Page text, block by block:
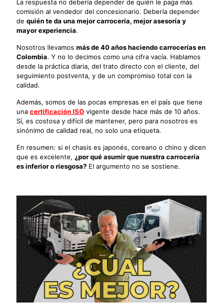
La respuesta no debería depender de quién le paga más
comisión al vendedor del concesionario. Debería depender
de quién te da una mejor carrocería, mejor asesoría y
mayor experiencia.
Nosotros llevamos más de 40 años haciendo carrocerías en
Colombia. Y no lo decimos como una cifra vacía. Hablamos
desde la práctica diaria, del trato directo con el cliente, del
seguimiento postventa, y de un compromiso total con la
calidad.
Además, somos de las pocas empresas en el país que tiene
una certificación ISO vigente desde hace más de 10 años.
Sí, es costosa y difícil de mantener, pero para nosotros es
sinónimo de calidad real, no solo una etiqueta.
En resumen: si el chasis es japonés, coreano o chino y dicen
que es excelente, ¿por qué asumir que nuestra carrocería
es inferior o riesgosa? El argumento no se sostiene.